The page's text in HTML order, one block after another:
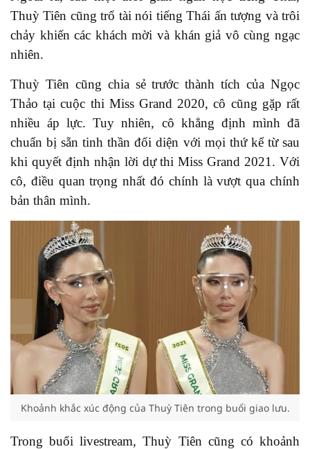
Thuỳ Tiên cũng trổ tài nói tiếng Thái ấn tượng và trôi
chảy khiến các khách mời và khán giả vô cùng ngạc
nhiên.
Thuỳ Tiên cũng chia sẻ trước thành tích của Ngọc
Thảo tại cuộc thi Miss Grand 2020, cô cũng gặp rất
nhiều áp lực. Tuy nhiên, cô khẳng định mình đã
chuẩn bị sẵn tinh thần đối diện với mọi thứ kể từ sau
khi quyết định nhận lời dự thi Miss Grand 2021. Với
cô, điều quan trọng nhất đó chính là vượt qua chính
bản thân mình.
Khoảnh khắc xúc động của Thuỳ Tiên trong buổi giao lưu.
Trong buổi livestream, Thuỳ Tiên cũng có khoảnh